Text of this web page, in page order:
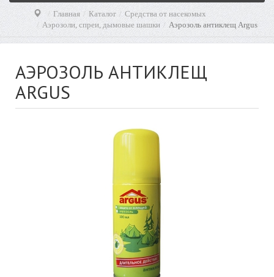
Главная Каталог
Средства от насекомых
Аэрозоли, спреи, дымовые шашки
Аэрозоль антиклещ Argus
АЭРОЗОЛЬ АНТИКЛЕЩ
ARGUS